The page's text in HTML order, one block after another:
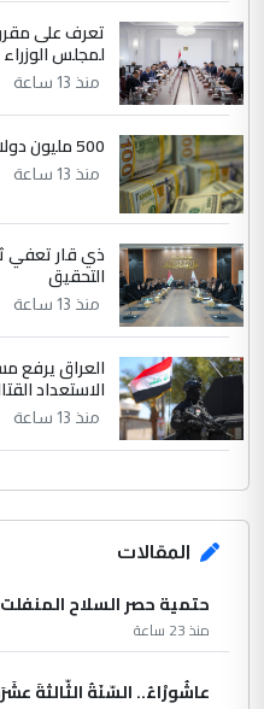
الموضوع :
بين الإهمال
الرافدين تعاني الجفاف
تعرف على
لمجلس الوزراء
منذ 13 ساعة
500 مليون دولار جديدة تصل العراق من الفيدرالي
منذ 13 ساعة
ذي قار تعفي
التحقيق
منذ 13 ساعة
العراق يرفع
الاستعداد
منذ 13 ساعة
المقالات
حتمية حصر السلاح المنفلت
منذ 23 ساعة
عاشُورْاءُ.. السّنَةُ الثّالثةَ